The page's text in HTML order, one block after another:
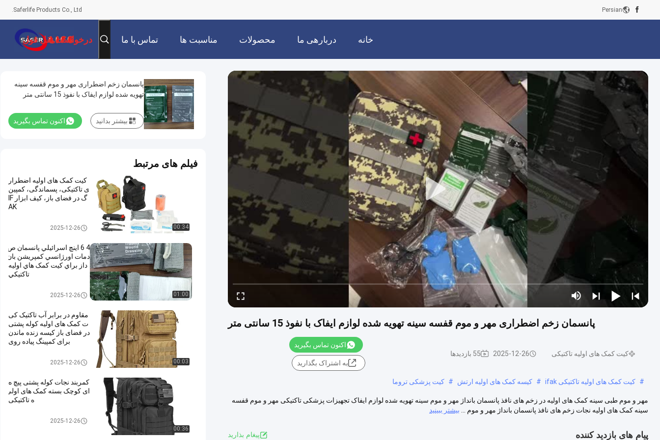
Saferlife Products Co., Ltd. Persian
خانه دربارهی ما محصولات مناسبت ها تماس با ما درخواست نقل قول
پانسمان زخم اضطراری مهر و موم قفسه سینه تهویه شده لوازم ایفاک با نفوذ 15 سانتی متر
کیت کمک های اولیه تاکتیکی 2025-12-26 55 بازدیدها
اکنون تماس بگیرید
به اشتراک بگذارید
# کیت کمک های اولیه تاکتیکی ifak # کیسه کمک های اولیه ارتش # کیت پزشکی تروما
مهر و موم طبی سینه کمک های اولیه در زخم های نافذ پانسمان بانداژ مهر و موم سینه تهویه شده لوازم ایفاک تجهیزات پزشکی تاکتیکی مهر و موم قفسه
سینه کمک های اولیه نجات زخم های نافذ پانسمان بانداژ مهر و موم ...
بیشتر ببینید
پیام های بازدید کننده پيغام بذاريد
پانسمان زخم اضطراری مهر و موم قفسه سینه
تهویه شده لوازم ایفاک با نفوذ 15 سانتی متر
اکنون تماس بگیرید بیشتر بدانید
فیلم های مرتبط
00:34
کیت کمک های اولیه اضطرار
ی تاکتیکی، پسماندگی، کمپین
گ در فضای باز، کیف ابزار IF
AK
کیت کمک های اولیه تاکتیکی
2025-12-26
01:00
4 6 اينچ اسرائيلي پانسمان ص
دمات اورژانسي کمپريشن بان
داز براي کيت کمک هاي اوليه
تاکتيکي
کیت کمک های اولیه تاکتیکی
2025-12-26
00:03
مقاوم در برابر آب تاکتیک کی
ت کمک های اولیه کوله پشتی
در فضای باز کیسه زنده ماندن
برای کمپینگ پیاده روی
کیت کمک های اولیه تاکتیکی
2025-12-26
00:36
کمربند نجات کوله پشتی پیچ ه
ای کوچک بسته کمک های اولی
ه تاکتیکی
کیت کمک های اولیه تاکتیکی
2025-12-26